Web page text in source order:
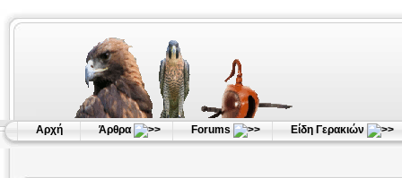
Αρχή Άρθρα Forums Είδη Γερακιών